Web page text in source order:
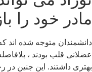
مادر خود را
دانشمندان متوجه شده اند
عضلانی قلب بودند ،
بهتری داشتند. این جنینِ